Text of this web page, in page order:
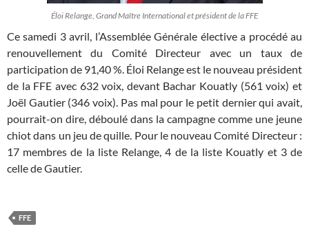
Éloi Relange, Grand Maître International et président de la FFE
Ce samedi 3 avril, l’Assemblée Générale élective a procédé au
renouvellement du Comité Directeur avec un taux de
participation de 91,40 %. Éloi Relange est le nouveau président
de la FFE avec 632 voix, devant Bachar Kouatly (561 voix) et
Joël Gautier (346 voix). Pas mal pour le petit dernier qui avait,
pourrait-on dire, déboulé dans la campagne comme une jeune
chiot dans un jeu de quille. Pour le nouveau Comité Directeur :
17 membres de la liste Relange, 4 de la liste Kouatly et 3 de
celle de Gautier.
FFE